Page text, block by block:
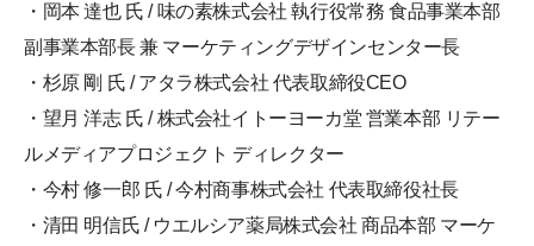
・岡本 達也 氏 / 味の素株式会社 執行役常務 食品事業本部
副事業本部長 兼 マーケティングデザインセンター長
・杉原 剛 氏 / アタラ株式会社 代表取締役CEO
・望月 洋志 氏 / 株式会社イトーヨーカ堂 営業本部 リテー
ルメディアプロジェクト ディレクター
・今村 修一郎 氏 / 今村商事株式会社 代表取締役社長
・清田 明信氏 / ウエルシア薬局株式会社 商品本部 マーケ